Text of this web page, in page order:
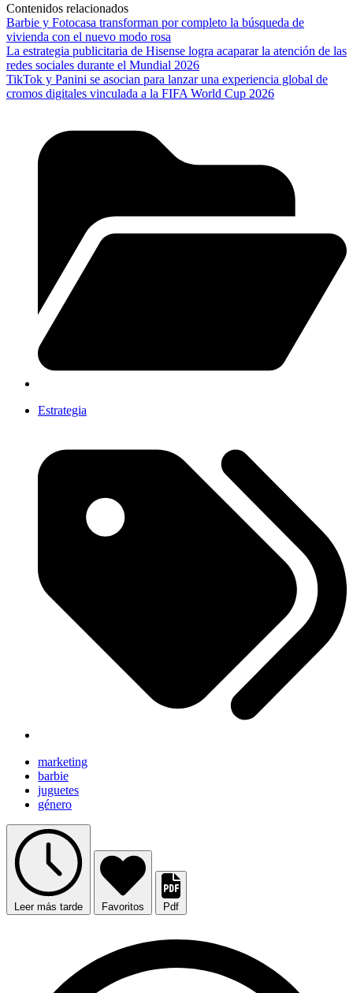
Contenidos relacionados
Barbie y Fotocasa transforman por completo la búsqueda de
vivienda con el nuevo modo rosa
La estrategia publicitaria de Hisense logra acaparar la atención de las
redes sociales durante el Mundial 2026
TikTok y Panini se asocian para lanzar una experiencia global de
cromos digitales vinculada a la FIFA World Cup 2026
Estrategia
marketing
barbie
juguetes
género
Leer más tarde Favoritos Pdf